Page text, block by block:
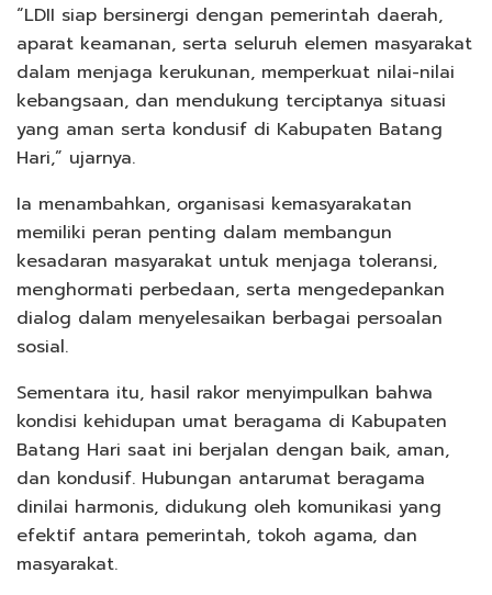
“LDII siap bersinergi dengan pemerintah daerah,
aparat keamanan, serta seluruh elemen masyarakat
dalam menjaga kerukunan, memperkuat nilai-nilai
kebangsaan, dan mendukung terciptanya situasi
yang aman serta kondusif di Kabupaten Batang
Hari,” ujarnya.
Ia menambahkan, organisasi kemasyarakatan
memiliki peran penting dalam membangun
kesadaran masyarakat untuk menjaga toleransi,
menghormati perbedaan, serta mengedepankan
dialog dalam menyelesaikan berbagai persoalan
sosial.
Sementara itu, hasil rakor menyimpulkan bahwa
kondisi kehidupan umat beragama di Kabupaten
Batang Hari saat ini berjalan dengan baik, aman,
dan kondusif. Hubungan antarumat beragama
dinilai harmonis, didukung oleh komunikasi yang
efektif antara pemerintah, tokoh agama, dan
masyarakat.